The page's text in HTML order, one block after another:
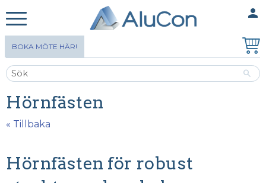
person
BOKA MÖTE HÄR!
Hörnfästen
« Tillbaka
Hörnfästen för robust